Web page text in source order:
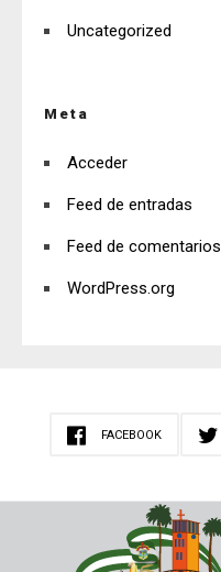
Uncategorized
Meta
Acceder
Feed de entradas
Feed de comentarios
WordPress.org
FACEBOOK